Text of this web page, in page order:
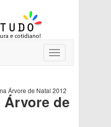
Toggle
navigation
Árvore de Natal 2012
Árvore de